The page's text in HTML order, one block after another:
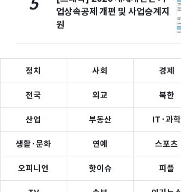
업상속공제 개편 및 사업승계지
원
정치 사회 경제
전국 외교 북한
산업 부동산 IT·과학
생활·문화 연예 스포츠
오피니언 핫이슈 피플